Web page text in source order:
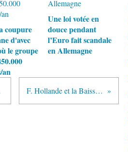
coupure
d'avec
le groupe
an
Une loi votée en
douce pendant
l’Euro fait scandale
en Allemagne
F. Hollande et la Baisse du livret A